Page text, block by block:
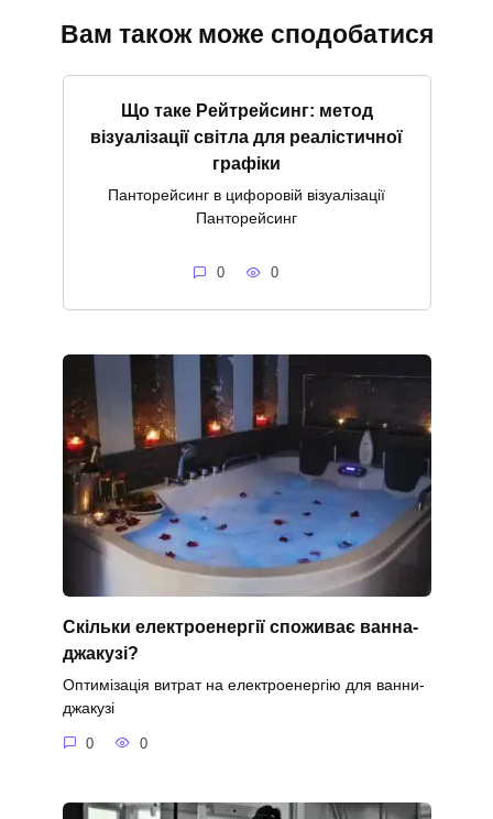
Вам також може сподобатися
Що таке Рейтрейсинг: метод
візуалізації світла для реалістичної
графіки
Панторейсинг в цифоровій візуалізації
Панторейсинг
0 0
Скільки електроенергії споживає ванна-
джакузі?
Оптимізація витрат на електроенергію для ванни-
джакузі
0 0